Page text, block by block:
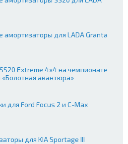
амортизаторы для LADA Granta
Extreme 4x4 на чемпионате
авантюра»
для Ford Focus 2 и C-Max
для KIA Sportage III